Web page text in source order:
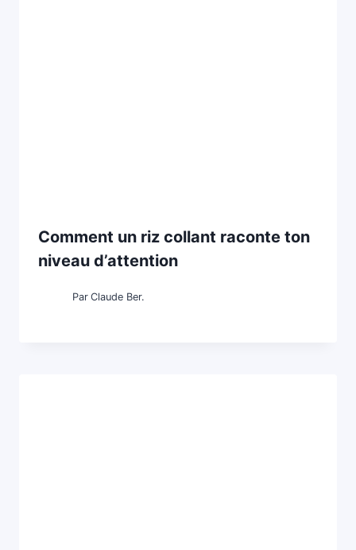
Comment un riz collant raconte ton
niveau d’attention
Par Claude Ber.